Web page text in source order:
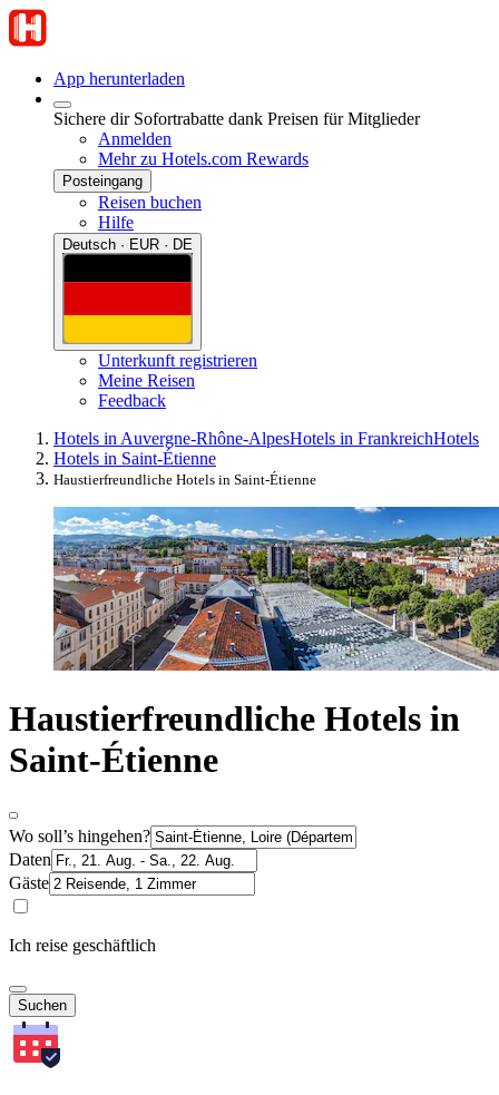
App herunterladen
Sichere dir Sofortrabatte dank Preisen für Mitglieder
Anmelden
Mehr zu Hotels.com Rewards
Posteingang
Reisen buchen
Hilfe
Deutsch · EUR · DE
Unterkunft registrieren
Meine Reisen
Feedback
Hotels in Auvergne-Rhône-AlpesHotels in FrankreichHotels
Hotels in Saint-Étienne
Haustierfreundliche Hotels in Saint-Étienne
Haustierfreundliche Hotels in
Saint-Étienne
Wo soll’s hingehen?
Daten
Gäste
Ich reise geschäftlich
Suchen